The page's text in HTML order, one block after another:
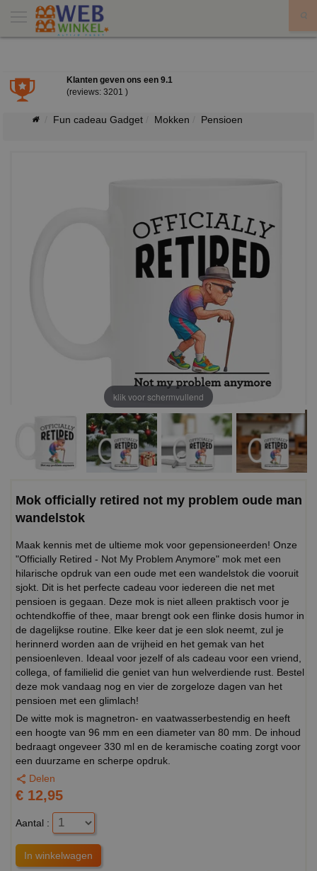
Klanten geven ons een 9.1
(reviews: 3201 )
Fun cadeau Gadget Mokken Pensioen
klik voor schermvullend
Mok officially retired not my problem oude man
wandelstok
Maak kennis met de ultieme mok voor gepensioneerden! Onze
"Officially Retired - Not My Problem Anymore" mok met een
hilarische opdruk van een oude met een wandelstok die vooruit
sjokt. Dit is het perfecte cadeau voor iedereen die net met
pensioen is gegaan. Deze mok is niet alleen praktisch voor je
ochtendkoffie of thee, maar brengt ook een flinke dosis humor in
de dagelijkse routine. Elke keer dat je een slok neemt, zul je
herinnerd worden aan de vrijheid en het gemak van het
pensioenleven. Ideaal voor jezelf of als cadeau voor een vriend,
collega, of familielid die geniet van hun welverdiende rust. Bestel
deze mok vandaag nog en vier de zorgeloze dagen van het
pensioen met een glimlach!
De witte mok is magnetron- en vaatwasserbestendig en heeft
een hoogte van 96 mm en een diameter van 80 mm. De inhoud
bedraagt ongeveer 330 ml en de keramische coating zorgt voor
een duurzame en scherpe opdruk.
Delen
€ 12,95
Aantal :